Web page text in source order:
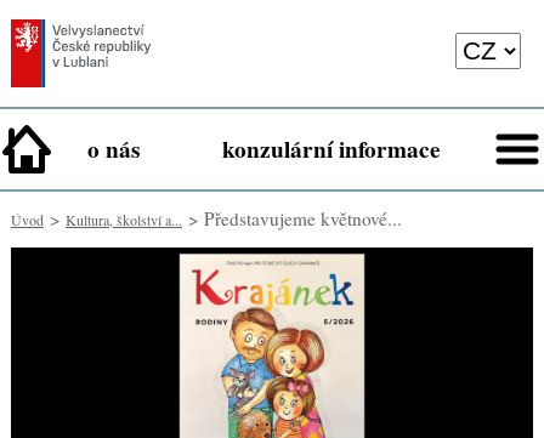
o nás konzulární informace
Úvod> Kultura, školství a... > Představujeme květnové...